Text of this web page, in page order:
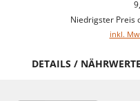
Niedrigster Preis
inkl.
DETAILS /